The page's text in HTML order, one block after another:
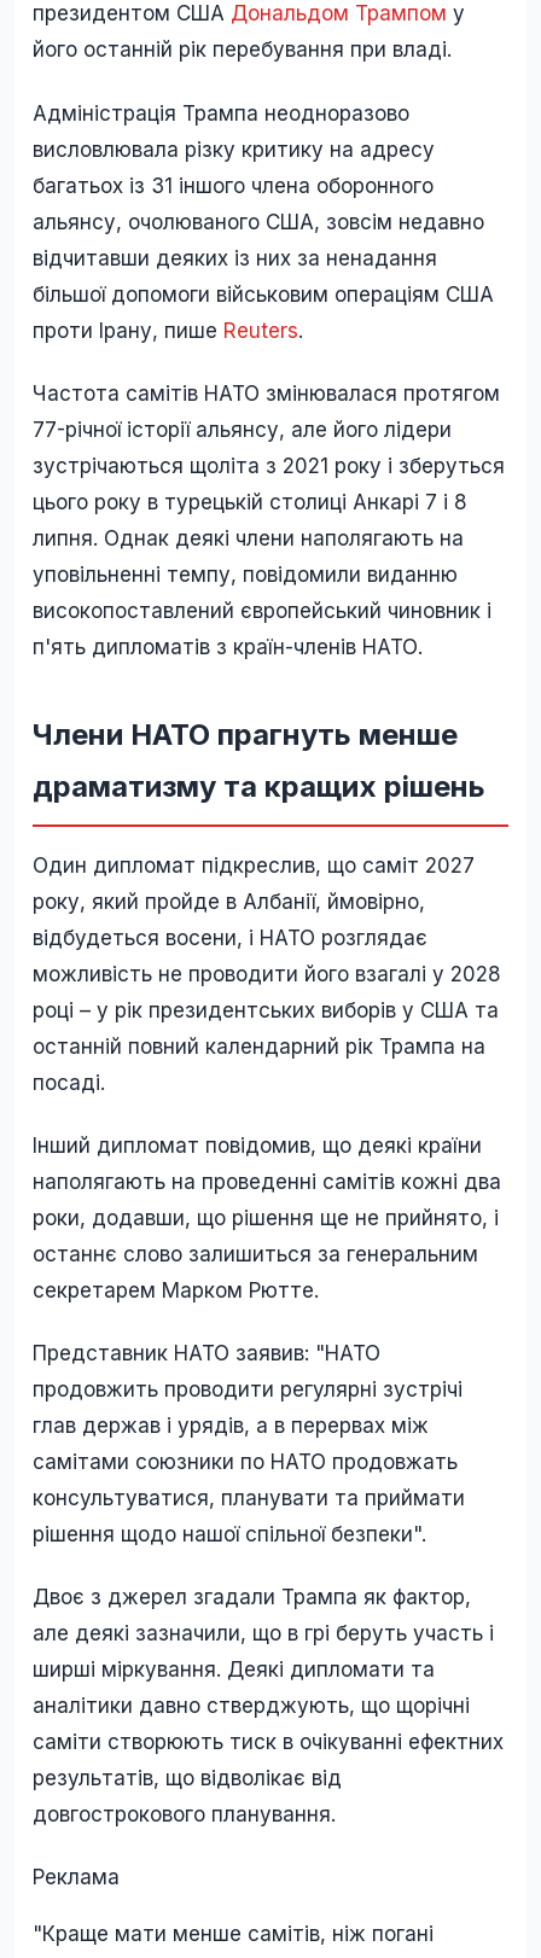
президентом США Дональдом Трампом у
його останній рік перебування при владі.
Адміністрація Трампа неодноразово
висловлювала різку критику на адресу
багатьох із 31 іншого члена оборонного
альянсу, очолюваного США, зовсім недавно
відчитавши деяких із них за ненадання
більшої допомоги військовим операціям США
проти Ірану, пише Reuters.
Частота самітів НАТО змінювалася протягом
77-річної історії альянсу, але його лідери
зустрічаються щоліта з 2021 року і зберуться
цього року в турецькій столиці Анкарі 7 і 8
липня. Однак деякі члени наполягають на
уповільненні темпу, повідомили виданню
високопоставлений європейський чиновник і
п'ять дипломатів з країн-членів НАТО.
Члени НАТО прагнуть менше
драматизму та кращих рішень
Один дипломат підкреслив, що саміт 2027
року, який пройде в Албанії, ймовірно,
відбудеться восени, і НАТО розглядає
можливість не проводити його взагалі у 2028
році – у рік президентських виборів у США та
останній повний календарний рік Трампа на
посаді.
Інший дипломат повідомив, що деякі країни
наполягають на проведенні самітів кожні два
роки, додавши, що рішення ще не прийнято, і
останнє слово залишиться за генеральним
секретарем Марком Рютте.
Представник НАТО заявив: "НАТО
продовжить проводити регулярні зустрічі
глав держав і урядів, а в перервах між
самітами союзники по НАТО продовжать
консультуватися, планувати та приймати
рішення щодо нашої спільної безпеки".
Двоє з джерел згадали Трампа як фактор,
але деякі зазначили, що в грі беруть участь і
ширші міркування. Деякі дипломати та
аналітики давно стверджують, що щорічні
саміти створюють тиск в очікуванні ефектних
результатів, що відволікає від
довгострокового планування.
Реклама
"Краще мати менше самітів, ніж погані